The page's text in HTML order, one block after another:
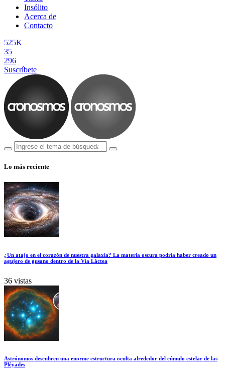
Insólito
Acerca de
Contacto
525K
35
296
Suscríbete
Lo más reciente
¿Un atajo en el corazón de nuestra galaxia? La materia oscura podría haber creado un
agujero de gusano dentro de la Vía Láctea
36 vistas
Astrónomos descubren una enorme estructura oculta alrededor del cúmulo estelar de las
Pléyades